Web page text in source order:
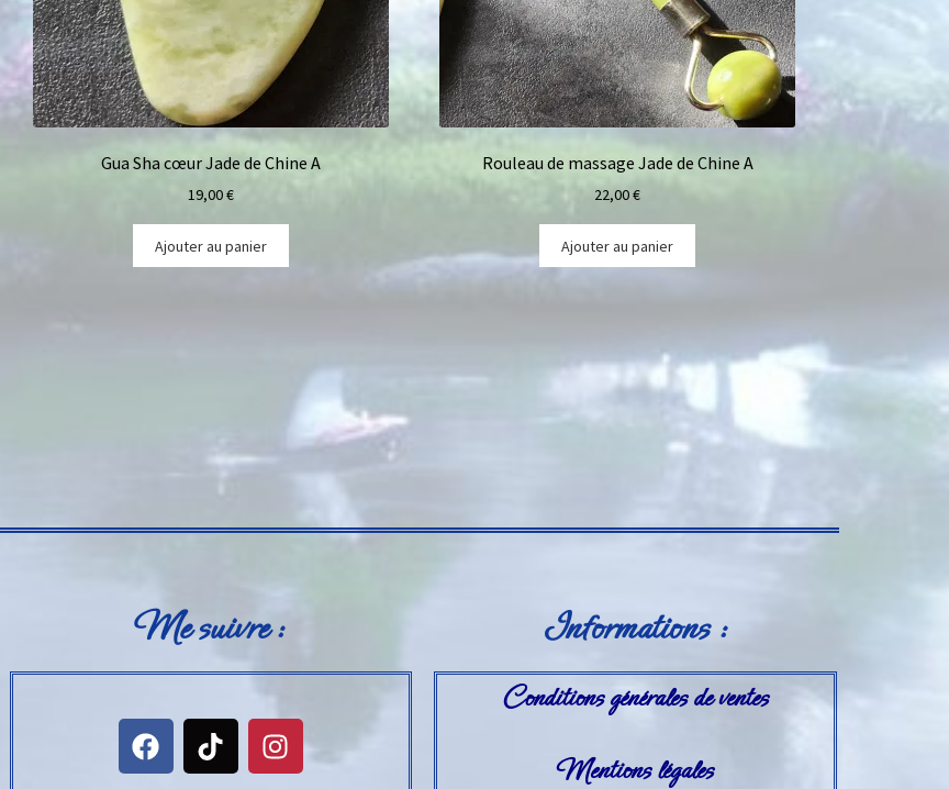
Gua Sha cœur Jade de Chine A
19,00€
Ajouter au panier
Rouleau de massage Jade de Chine A
22,00€
Ajouter au panier
Me suivre : Informations :
Conditions générales de ventes
Mentions légales